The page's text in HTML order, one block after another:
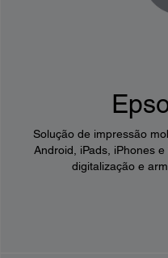
Solução de impressão
Android, iPads, iPhones
digitalização e